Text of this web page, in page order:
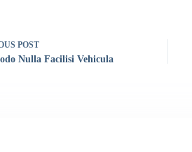
POST
Nulla Facilisi Vehicula